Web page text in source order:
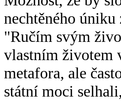
nechtěného
"Ručím svým
vlastním životem
metafora, ale
státní moci